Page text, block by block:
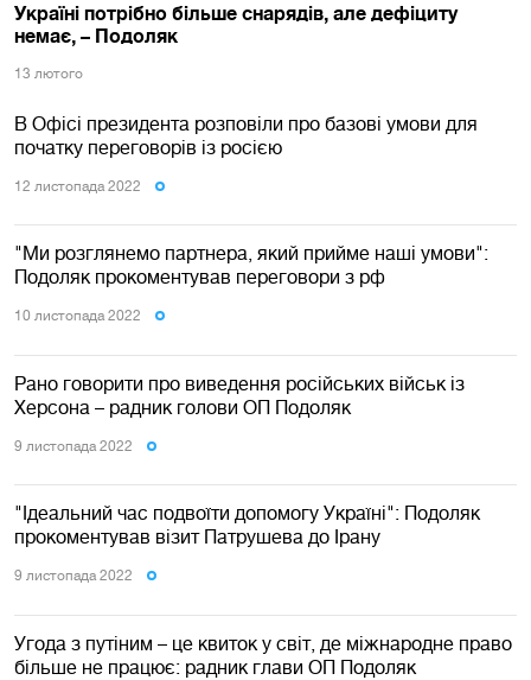
Україні потрібно більше снарядів, але дефіциту
немає, – Подоляк
13 лютого
В Офісі президента розповіли про базові умови для
початку переговорів із росією
12 листопада 2022
"Ми розглянемо партнера, який прийме наші умови":
Подоляк прокоментував переговори з рф
10 листопада 2022
Рано говорити про виведення російських військ із
Херсона – радник голови ОП Подоляк
9 листопада 2022
"Ідеальний час подвоїти допомогу Україні": Подоляк
прокоментував візит Патрушева до Ірану
9 листопада 2022
Угода з путіним – це квиток у світ, де міжнародне право
більше не працює: радник глави ОП Подоляк